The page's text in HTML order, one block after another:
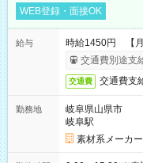
WEB登録・面接OK
給与
時給1450円 【
交通費別途支
交通費 交通費支
勤務地
岐阜県山県市
岐阜駅
素材系メーカー